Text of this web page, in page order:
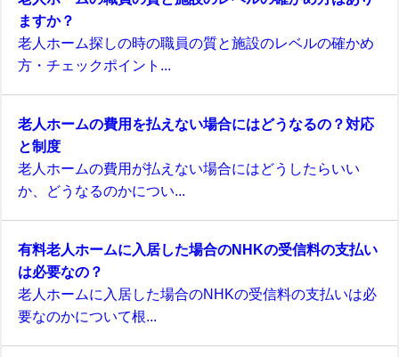
ますか？
老人ホーム探しの時の職員の質と施設のレベルの確かめ
方・チェックポイント...
老人ホームの費用を払えない場合にはどうなるの？対応
と制度
老人ホームの費用が払えない場合にはどうしたらいい
か、どうなるのかについ...
有料老人ホームに入居した場合のNHKの受信料の支払い
は必要なの？
老人ホームに入居した場合のNHKの受信料の支払いは必
要なのかについて根...